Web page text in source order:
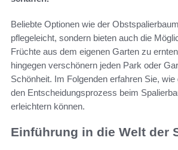
Beliebte Optionen wie der
pflegeleicht, sondern bieten auch die
Früchte aus dem eigenen Garten zu
hingegen verschönern jeden Park oder
Schönheit. Im Folgenden erfahren Sie,
den Entscheidungsprozess beim
erleichtern können.
Einführung in die Welt der